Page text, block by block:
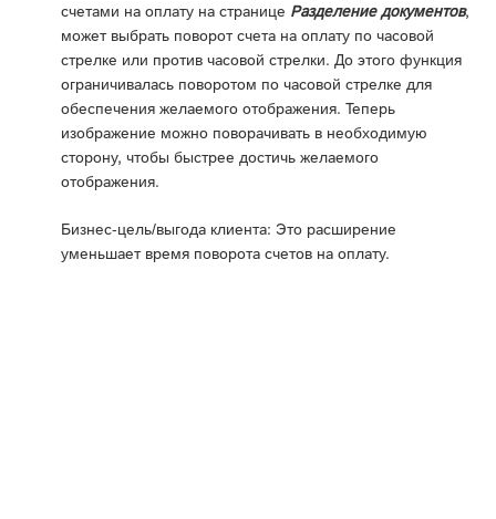
счетами на оплату на странице Разделение документов,
может выбрать поворот счета на оплату по часовой
стрелке или против часовой стрелки. До этого функция
ограничивалась поворотом по часовой стрелке для
обеспечения желаемого отображения. Теперь
изображение можно поворачивать в необходимую
сторону, чтобы быстрее достичь желаемого
отображения.
Бизнес-цель/выгода клиента: Это расширение
уменьшает время поворота счетов на оплату.